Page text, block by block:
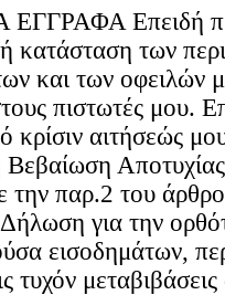
Επειδή
κατάσταση των
και των οφειλών
πιστωτές μου.
κρίσιν αιτήσεώς
Αποτυχίας
την παρ.2 του
για την
εισοδημάτων,
τυχόν